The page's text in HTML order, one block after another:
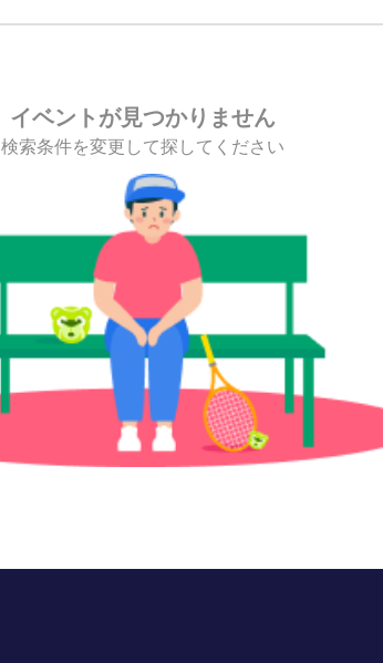
イベントが見つかりません
検索条件を変更して探してください